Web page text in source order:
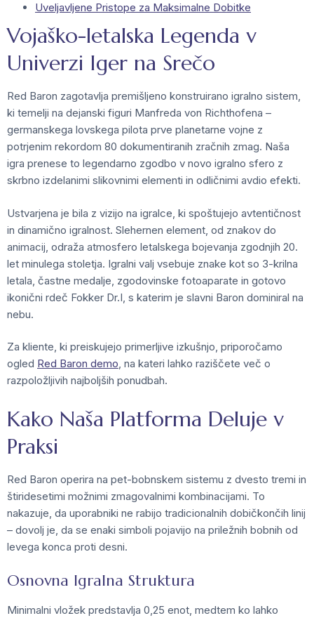
Uveljavljene Pristope za Maksimalne Dobitke
Vojaško-letalska Legenda v
Univerzi Iger na Srečo
Red Baron zagotavlja premišljeno konstruirano igralno sistem,
ki temelji na dejanski figuri Manfreda von Richthofena –
germanskega lovskega pilota prve planetarne vojne z
potrjenim rekordom 80 dokumentiranih zračnih zmag. Naša
igra prenese to legendarno zgodbo v novo igralno sfero z
skrbno izdelanimi slikovnimi elementi in odličnimi avdio efekti.
Ustvarjena je bila z vizijo na igralce, ki spoštujejo avtentičnost
in dinamično igralnost. Slehernen element, od znakov do
animacij, odraža atmosfero letalskega bojevanja zgodnjih 20.
let minulega stoletja. Igralni valj vsebuje znake kot so 3-krilna
letala, častne medalje, zgodovinske fotoaparate in gotovo
ikonični rdeč Fokker Dr.I, s katerim je slavni Baron dominiral na
nebu.
Za kliente, ki preiskujejo primerljive izkušnjo, priporočamo
ogled Red Baron demo, na kateri lahko raziščete več o
razpoložljivih najboljših ponudbah.
Kako Naša Platforma Deluje v
Praksi
Red Baron operira na pet-bobnskem sistemu z dvesto tremi in
štiridesetimi možnimi zmagovalnimi kombinacijami. To
nakazuje, da uporabniki ne rabijo tradicionalnih dobičkončih linij
– dovolj je, da se enaki simboli pojavijo na priležnih bobnih od
levega konca proti desni.
Osnovna Igralna Struktura
Minimalni vložek predstavlja 0,25 enot, medtem ko lahko